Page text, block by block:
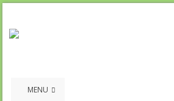
MENU